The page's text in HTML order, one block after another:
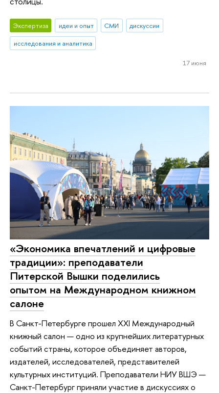
Экспертиза идеи и опыт СМИ
дискуссии
исследования и аналитика
17 июня
«Экономика впечатлений и цифровые
традиции»: преподаватели
Питерской Вышки поделились
опытом на Международном книжном
салоне
В Санкт-Петербурге прошел XXI Международный
книжный салон — одно из крупнейших литературных
событий страны, которое объединяет авторов,
издателей, исследователей, представителей
культурных институций. Преподаватели НИУ ВШЭ —
Санкт-Петербург приняли участие в дискуссиях о